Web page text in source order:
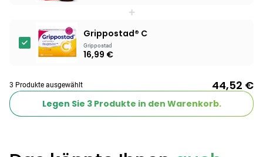
+
Grippostad® C
Grippostad
16,99 €
3 Produkte ausgewählt 44,52 €
Legen Sie 3Produkte in den Warenkorb.